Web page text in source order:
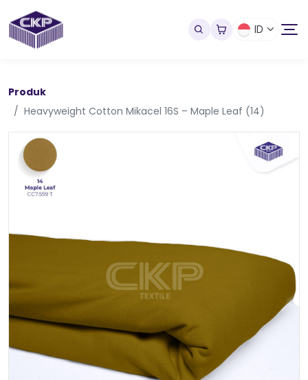
ID
Produk
Heavyweight Cotton Mikacel 16S – Maple Leaf (14)